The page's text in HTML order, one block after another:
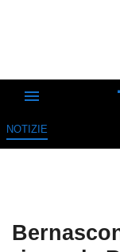
NOTIZIE